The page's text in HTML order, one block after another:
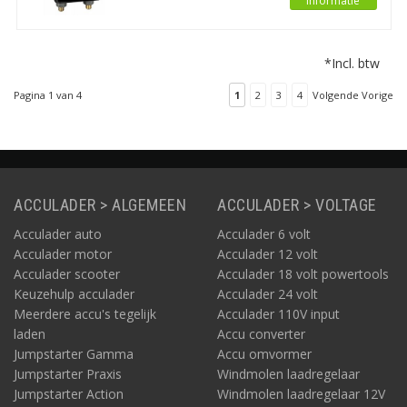
tijdens het laden van de
accu met een acculader
*Incl. btw
Pagina 1 van 4 1 2 3 4 Volgende Vorige
ACCULADER > ALGEMEEN
Acculader auto
Acculader motor
Acculader scooter
Keuzehulp acculader
Meerdere accu's tegelijk
laden
Jumpstarter Gamma
Jumpstarter Praxis
Jumpstarter Action
ACCULADER > VOLTAGE
Acculader 6 volt
Acculader 12 volt
Acculader 18 volt powertools
Acculader 24 volt
Acculader 110V input
Accu converter
Accu omvormer
Windmolen laadregelaar
Windmolen laadregelaar 12V